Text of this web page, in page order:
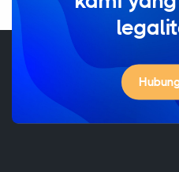
Fokus pada
kami